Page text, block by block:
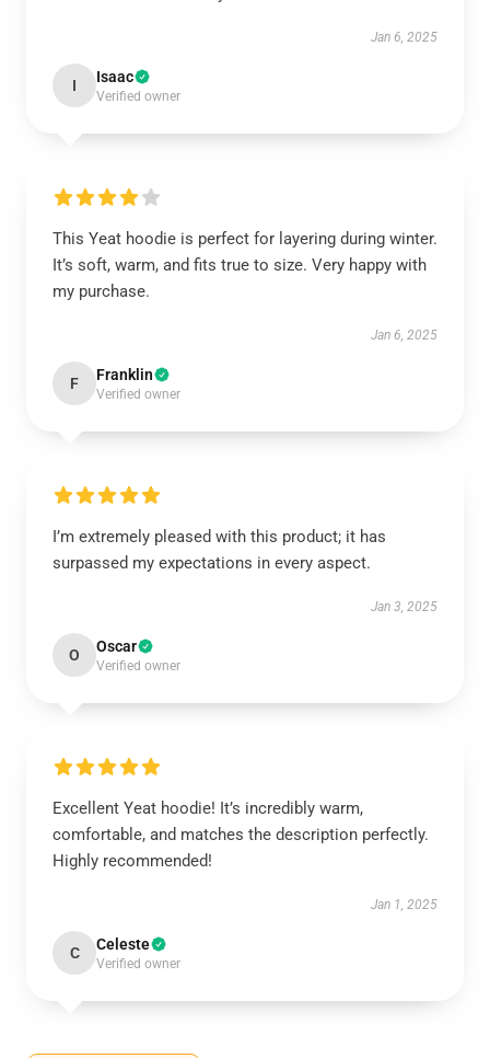
Jan 6, 2025
I Isaac
Verified owner
This Yeat hoodie is perfect for layering during winter.
It’s soft, warm, and fits true to size. Very happy with
my purchase.
Jan 6, 2025
F Franklin
Verified owner
I’m extremely pleased with this product; it has
surpassed my expectations in every aspect.
Jan 3, 2025
O Oscar
Verified owner
Excellent Yeat hoodie! It’s incredibly warm,
comfortable, and matches the description perfectly.
Highly recommended!
Jan 1, 2025
C Celeste
Verified owner